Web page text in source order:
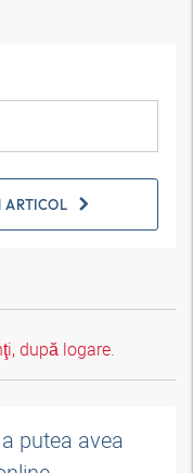
ARTICOL
după logare.
putea avea